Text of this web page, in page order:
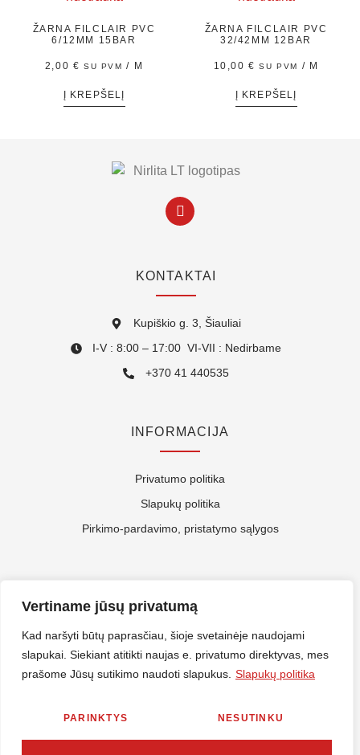
Vertiname jūsų privatumą
Kad naršyti būtų paprasčiau, šioje svetainėje naudojami
slapukai. Siekiant atitikti naujas e. privatumo direktyvas, mes
prašome Jūsų sutikimo naudoti slapukus. Slapukų politika
PARINKTYS NESUTINKU
ŽARNA FILCLAIR PVC
6/12MM 15BAR
2,00 € SU PVM / M
Į KREPŠELĮ
ŽARNA FILCLAIR PVC
32/42MM 12BAR
10,00€ SU PVM / M
Į KREPŠELĮ
KONTAKTAI
Kupiškio g. 3, Šiauliai
I-V : 8:00 – 17:00 VI-VII : Nedirbame
+370 41 440535
INFORMACIJA
Privatumo politika
Slapukų politika
Pirkimo-pardavimo, pristatymo sąlygos
Kontaktai
Rekvizitai
ES Parama